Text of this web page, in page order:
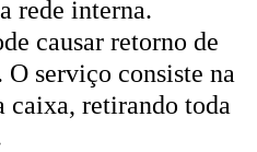
rede interna.
causar retorno de
serviço consiste na
caixa, retirando toda